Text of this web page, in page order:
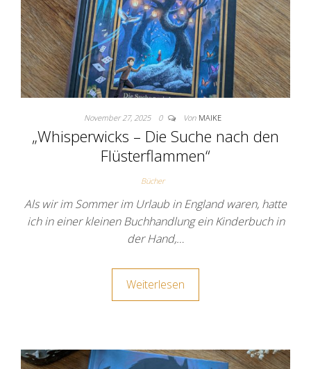
November 27, 2025 0 Von MAIKE
„Whisperwicks – Die Suche nach den
Flüsterflammen“
Bücher
Als wir im Sommer im Urlaub in England waren, hatte
ich in einer kleinen Buchhandlung ein Kinderbuch in
der Hand,…
Weiterlesen